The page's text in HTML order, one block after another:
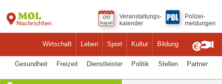
Wirtschaft Leben Sport Kultur Bildung
Veranstaltungs-
kalender
Polizei-
meldungen
Gesundheit Freizeit Dienstleister Politik Stellen Partner